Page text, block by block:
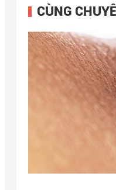
CÙNG